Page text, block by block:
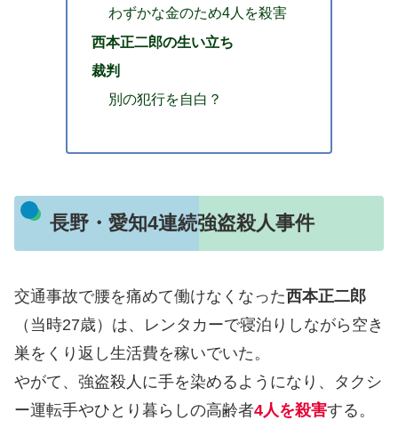
わずかな金のため4人を殺害
西本正二郎の生い立ち
裁判
別の犯行を自白？
長野・愛知4連続強盗殺人事件
交通事故で腰を痛めて働けなくなった西本正二郎
（当時27歳）は、レンタカーで寝泊りしながら空き
巣をくり返し生活費を稼いでいた。
やがて、強盗殺人に手を染めるようになり、タクシ
ー運転手やひとり暮らしの高齢者4人を殺害する。